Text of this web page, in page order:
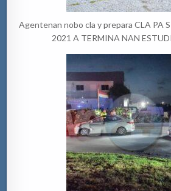
Agentenan nobo cla y prepara CLA PA
2021 A TERMINA NAN